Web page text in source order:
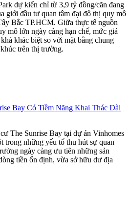
dự kiến chỉ từ 3,9 tỷ đồng/căn đang
giới đầu tư quan tâm đại đô thị quy mô
Bắc TP.HCM. Giữa thực tế nguồn
mô lớn ngày càng hạn chế, mức giá
khác biệt so với mặt bằng chung
trên thị trường.
Bay Có Tiềm Năng Khai Thác Dài
The Sunrise Bay tại dự án Vinhomes
trong những yếu tố thu hút sự quan
ngày càng ưu tiên những sản
tiền ổn định, vừa sở hữu dư địa